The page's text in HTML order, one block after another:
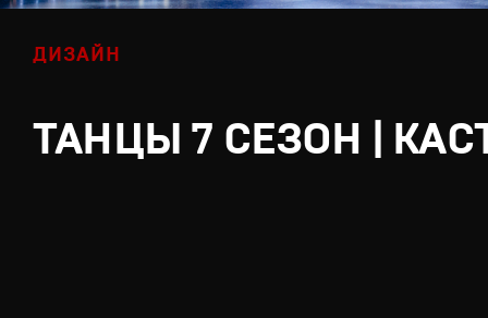
ДИЗАЙН
ТАНЦЫ 7 СЕЗОН |